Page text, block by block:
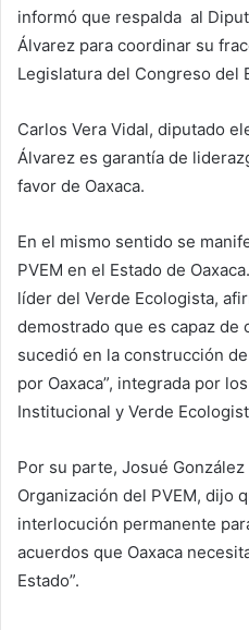
informó que respalda al
Álvarez para coordinar su
Legislatura del Congreso del
Carlos Vera Vidal, diputado
Álvarez es garantía de
favor de Oaxaca.
En el mismo sentido se
PVEM en el Estado de
líder del Verde Ecologista,
demostrado que es capaz de
sucedió en la construcción
por Oaxaca”, integrada por
Institucional y Verde
Por su parte, Josué
Organización del PVEM, dijo
interlocución permanente
acuerdos que Oaxaca
Estado”.